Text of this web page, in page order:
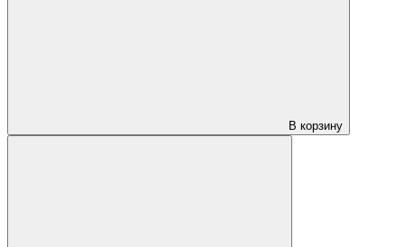
В корзину